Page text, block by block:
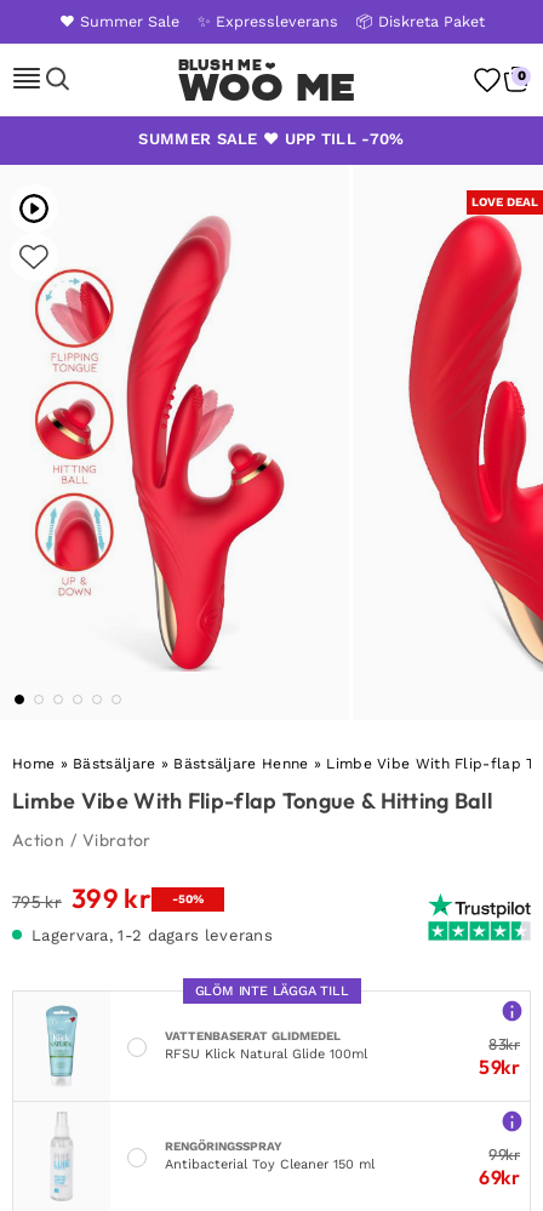
❤️ Summer Sale ✨ Expressleverans 📦 Diskreta Paket
Woo Me 0
SUMMER SALE ❤️ UPP TILL -70%
LOVE DEAL
Home » Bästsäljare » Bästsäljare Henne » Limbe Vibe With Flip-flap
Limbe Vibe With Flip-flap Tongue & Hitting Ball
Action / Vibrator
795kr Det
priset
795 kr.
399 krDet
priset
399 kr.
-50%
Lagervara, 1-2 dagars leverans
GLÖM INTE LÄGGA TILL
VATTENBASERAT GLIDMEDEL
RFSU Klick Natural Glide 100ml
83kr
59kr
RENGÖRINGSSPRAY
Antibacterial Toy Cleaner 150 ml
99kr
69kr